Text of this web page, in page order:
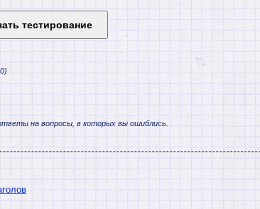
на вопросы, в которых вы ошиблись.